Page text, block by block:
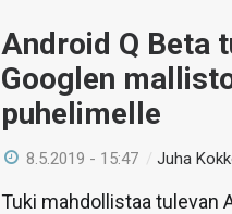
Android Q Beta
Googlen
puhelimelle
8.5.2019 - 15:47 /Juha
Tuki mahdollistaa tulevan